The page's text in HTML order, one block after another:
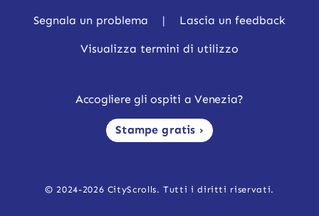
Segnala un problema | Lascia un feedback
Visualizza termini di utilizzo
Accogliere gli ospiti a Venezia?
Stampe gratis ›
© 2024-2026 CityScrolls. Tutti i diritti riservati.